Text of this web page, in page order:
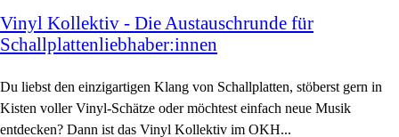
Vinyl Kollektiv - Die Austauschrunde für
Schallplattenliebhaber:innen
Du liebst den einzigartigen Klang von Schallplatten, stöberst gern in
Kisten voller Vinyl-Schätze oder möchtest einfach neue Musik
entdecken? Dann ist das Vinyl Kollektiv im OKH...